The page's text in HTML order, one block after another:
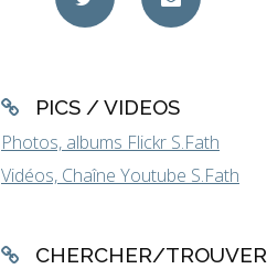
PICS / VIDEOS
Photos, albums Flickr S.Fath
Vidéos, Chaîne Youtube S.Fath
CHERCHER/TROUVER